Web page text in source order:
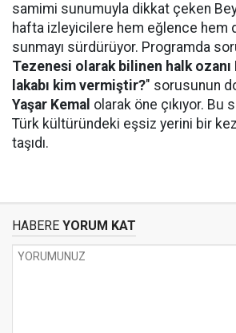
samimi sunumuyla dikkat çeken
hafta izleyicilere hem eğlence hem
sunmayı sürdürüyor. Programda
Tezenesi olarak bilinen halk ozanı
lakabı kim vermiştir?" sorusunun
Yaşar Kemal olarak öne çıkıyor. Bu
Türk kültüründeki eşsiz yerini bir
taşıdı.
HABERE YORUM KAT